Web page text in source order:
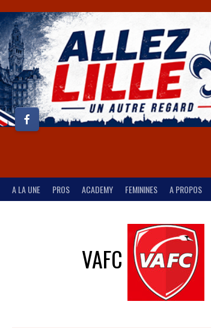
A LA UNE PROS ACADEMY FEMININES A PROPOS
VAFC